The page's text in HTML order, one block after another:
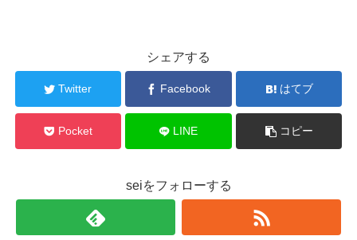
シェアする
Twitter Facebook はてブ
Pocket LINE コピー
seiをフォローする